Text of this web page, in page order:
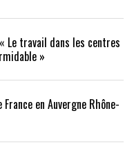
Le travail dans les centres
»
en Auvergne Rhône-